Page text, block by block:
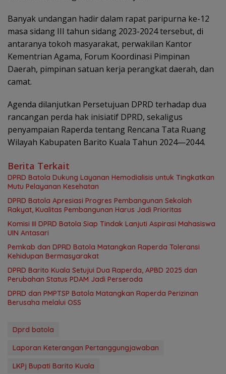
Banyak undangan hadir dalam rapat paripurna ke-12
masa sidang III tahun sidang 2023-2024 tersebut, di
antaranya tokoh masyarakat, perwakilan Kantor
Kementrian Agama, Forum Koordinasi Pimpinan
Daerah, pimpinan satuan kerja perangkat daerah, dan
camat.
Agenda dilanjutkan Persetujuan DPRD terhadap dua
rancangan perda hak inisiatif DPRD, sekaligus
penyampaian Raperda tentang Rencana Tata Ruang
Wilayah Kabupaten Barito Kuala Tahun 2024—2044.
Berita Terkait
DPRD Batola Dukung Layanan Hemodialisis untuk Tingkatkan
Mutu Pelayanan Kesehatan
DPRD Batola Apresiasi Progres Pembangunan Sekolah
Rakyat, Kualitas Pembangunan Harus Jadi Prioritas
Komisi III DPRD Batola Siap Tindak Lanjuti Aspirasi Mahasiswa
UIN Antasari
Pemkab dan DPRD Batola Matangkan Raperda Toleransi
Kehidupan Bermasyarakat
DPRD Barito Kuala Setujui Dua Raperda, APBD 2025 dan
Perubahan Status PDAM Jadi Perseroda
DPRD dan PMPTSP Batola Matangkan Raperda Perizinan
Berusaha melalui OSS
Dprd batola
Laporan Keterangan Pertanggungjawaban
LKPj Bupati Barito Kuala